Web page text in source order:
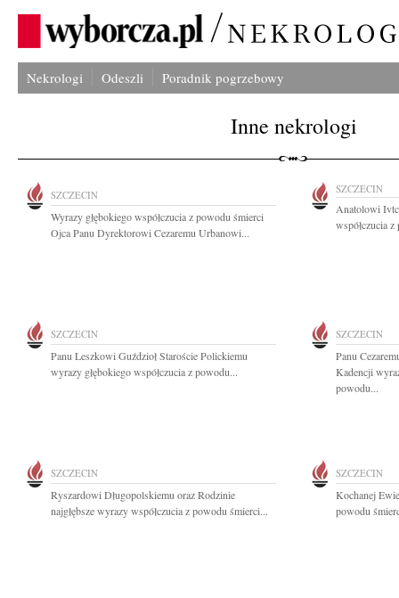
Nekrologi Odeszli Poradnik pogrzebowy
Inne nekrologi
SZCZECIN
Wyrazy głębokiego współczucia z powodu śmierci
Ojca Panu Dyrektorowi Cezaremu Urbanowi...
SZCZECIN
Anatolowi
współczucia
SZCZECIN
Panu Leszkowi Guździoł Staroście Polickiemu
wyrazy głębokiego współczucia z powodu...
SZCZECIN
Panu
Kadencji
powodu...
SZCZECIN
Ryszardowi Długopolskiemu oraz Rodzinie
najgłębsze wyrazy współczucia z powodu śmierci...
SZCZECIN
Kochanej
powodu